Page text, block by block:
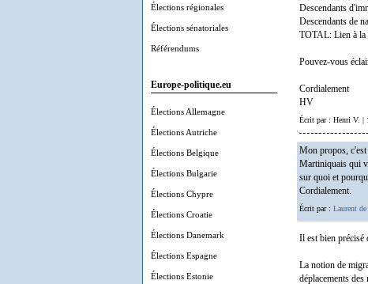
Élections régionales
Élections sénatoriales
Référendums
Europe-politique.eu
Élections Allemagne
Élections Autriche
Élections Belgique
Élections Bulgarie
Élections Chypre
Élections Croatie
Élections Danemark
Élections Espagne
Élections Estonie
Descendants
Descendants de
TOTAL: Lien à
Pouvez-vous
Cordialement
HV
Écrit par : Henri V. |
Mon propos,
Martiniquais qui
sur quoi et
Cordialement.
Écrit par : Laurent
Il est bien précisé
La notion de
déplacements